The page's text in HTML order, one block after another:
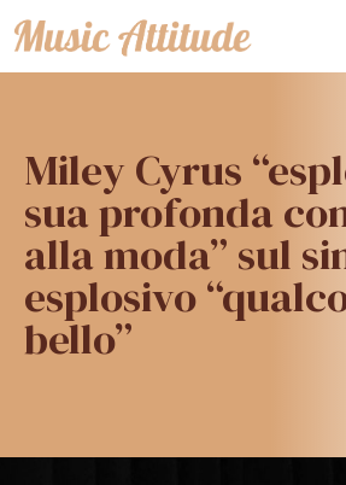
Vai
al
Miley Cyrus
sua profonda
alla moda” sul
esplosivo
bello”